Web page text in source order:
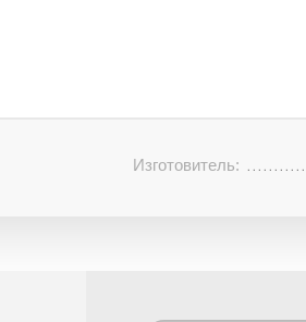
Изготовитель: